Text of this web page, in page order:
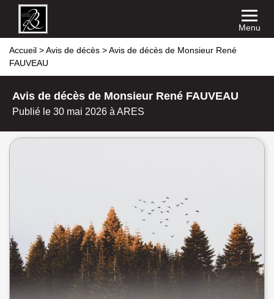
Menu
Accueil >Avis de décès >Avis de décès de Monsieur René
FAUVEAU
Avis de décès de Monsieur René FAUVEAU
Publié le 30 mai 2026 à ARES